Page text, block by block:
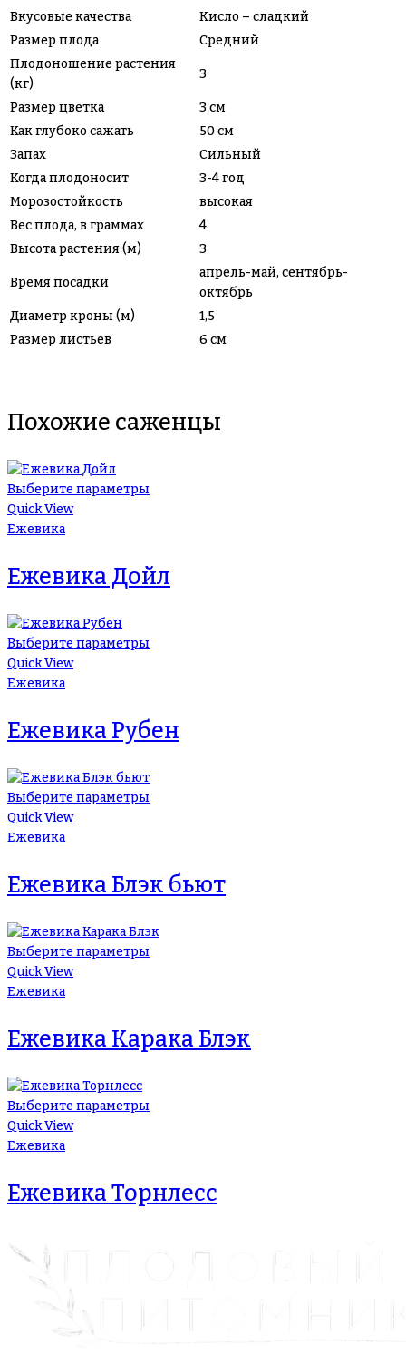
Вкусовые качества
Кисло – сладкий
Размер плода
Средний
Плодоношение растения
(кг)
3
Размер цветка
3 см
Как глубоко сажать
50 см
Запах
Сильный
Когда плодоносит
3-4 год
Морозостойкость
высокая
Вес плода, в граммах
4
Высота растения (м)
3
Время посадки
апрель-май, сентябрь-
октябрь
Диаметр кроны (м)
1,5
Размер листьев
6 см
Похожие саженцы
Выберите параметры
Quick View
Ежевика
Ежевика Дойл
Выберите параметры
Quick View
Ежевика
Ежевика Рубен
Выберите параметры
Quick View
Ежевика
Ежевика Блэк бьют
Выберите параметры
Quick View
Ежевика
Ежевика Карака Блэк
Выберите параметры
Quick View
Ежевика
Ежевика Торнлесс